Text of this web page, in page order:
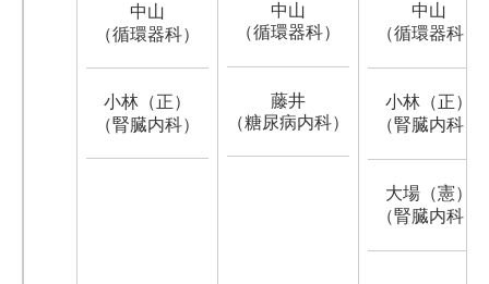
中山
（循環器科）
小林（正）
（腎臓内科）
中山
（循環器科）
藤井
（糖尿病内科）
中山
（循環器科）
小林（正）
（腎臓内科）
大場（憲）
（腎臓内科）